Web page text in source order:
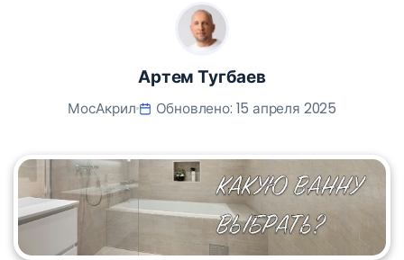
Артем Тугбаев
МосАкрил Обновлено: 15 апреля 2025